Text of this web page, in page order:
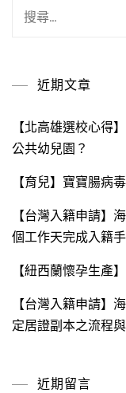
近期文章
【北高雄選校心得
公共幼兒園？
【育兒】寶寶腸病
【台灣入籍申請】
個工作天完成入籍
【紐西蘭懷孕生產
【台灣入籍申請】
定居證副本之流程
近期留言